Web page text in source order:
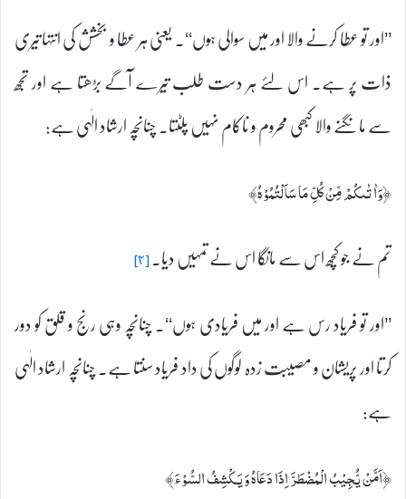
’’اور تو عطا کرنے والا اور میں سوالی ہوں‘‘۔ یعنی ہر عطا و بخشش کی انتہا تیری
ذات پر ہے۔ اس لئے ہر دست طلب تیرے آگے بڑھتا ہے اور تجھ
سے مانگنے والا کبھی محروم و ناکام نہیں پلٹتا۔ چنانچہ ارشاد الٰہی ہے:
﴿وَاٰتٰىكُمْ مِّنْ كُلِّ مَا سَاَلْتُمُوْہُ﴾
تم نے جو کچھ اس سے مانگا اس نے تمہیں دیا۔[۴]
’’اور تو فریاد رس ہے اور میں فریادی ہوں‘‘۔ چنانچہ وہی رنج و قلق کو دور
کرتا اور پریشان و مصیبت زدہ لوگوں کی داد فریاد سنتا ہے۔ چنانچہ ارشاد الٰہی
ہے:
﴿اَمَّنْ يُّجِيْبُ الْمُضْطَرَّ اِذَا دَعَاہُ وَيَكْشِفُ السُّوْءَ﴾